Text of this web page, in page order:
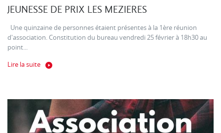
JEUNESSE DE PRIX LES MEZIERES
Une quinzaine de personnes étaient présentes à la 1ère réunion
d'association. Constitution du bureau vendredi 25 février à 18h30 au
point...
Lire la suite